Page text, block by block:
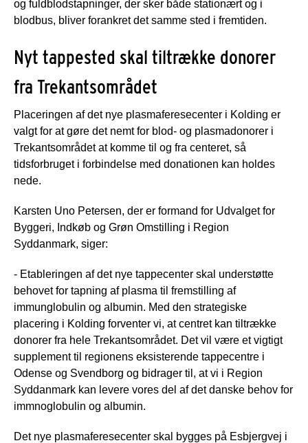
og fuldblodstapninger, der sker både stationært og i
blodbus, bliver forankret det samme sted i fremtiden.
Nyt tappested skal tiltrække donorer
fra Trekantsområdet
Placeringen af det nye plasmaferesecenter i Kolding er
valgt for at gøre det nemt for blod- og plasmadonorer i
Trekantsområdet at komme til og fra centeret, så
tidsforbruget i forbindelse med donationen kan holdes
nede.
Karsten Uno Petersen, der er formand for Udvalget for
Byggeri, Indkøb og Grøn Omstilling i Region
Syddanmark, siger:
- Etableringen af det nye tappecenter skal understøtte
behovet for tapning af plasma til fremstilling af
immunglobulin og albumin. Med den strategiske
placering i Kolding forventer vi, at centret kan tiltrække
donorer fra hele Trekantsområdet. Det vil være et vigtigt
supplement til regionens eksisterende tappecentre i
Odense og Svendborg og bidrager til, at vi i Region
Syddanmark kan levere vores del af det danske behov for
immnoglobulin og albumin.
Det nye plasmaferesecenter skal bygges på Esbjergvej i